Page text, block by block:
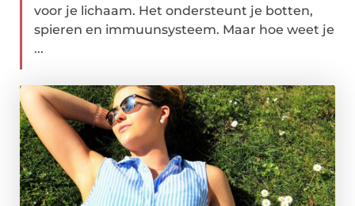
voor je lichaam. Het ondersteunt je botten,
spieren en immuunsysteem. Maar hoe weet je
...